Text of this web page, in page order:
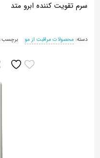
صفحه
سرم تقویت کننده ابرو متد
دسته: محصولات مراقبت از مو برچسب: